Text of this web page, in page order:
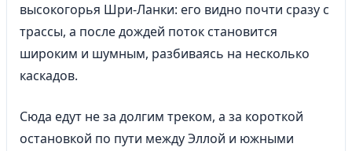
высокогорья Шри-Ланки: его видно почти сразу с
трассы, а после дождей поток становится
широким и шумным, разбиваясь на несколько
каскадов.
Сюда едут не за долгим треком, а за короткой
остановкой по пути между Эллой и южными